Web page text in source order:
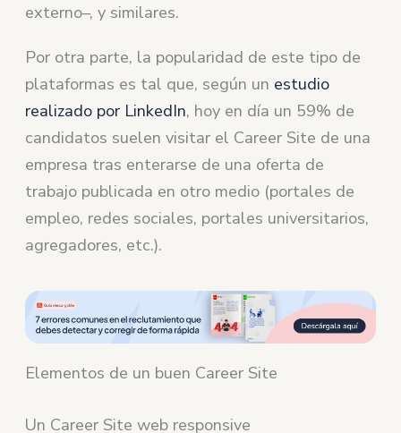
externo–, y similares.
Por otra parte, la popularidad de este tipo de
plataformas es tal que, según un estudio
realizado por LinkedIn, hoy en día un 59% de
candidatos suelen visitar el Career Site de una
empresa tras enterarse de una oferta de
trabajo publicada en otro medio (portales de
empleo, redes sociales, portales universitarios,
agregadores, etc.).
Elementos de un buen Career Site
Un Career Site web responsive